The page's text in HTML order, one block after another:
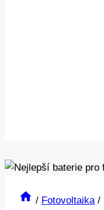
/ Fotovoltaika /